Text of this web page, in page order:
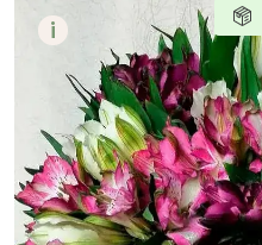
i
and white